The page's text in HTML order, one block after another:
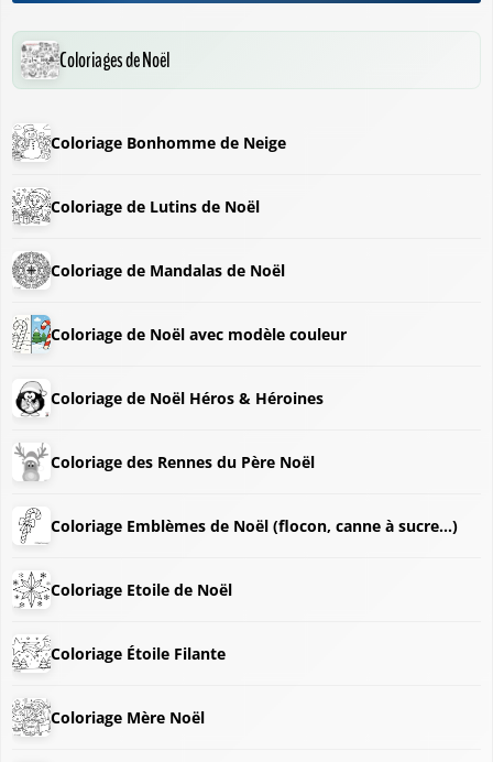
Coloriages de Noël
Coloriage Bonhomme de Neige
Coloriage de Lutins de Noël
Coloriage de Mandalas de Noël
Coloriage de Noël avec modèle couleur
Coloriage de Noël Héros & Héroines
Coloriage des Rennes du Père Noël
Coloriage Emblèmes de Noël (flocon, canne à sucre...)
Coloriage Etoile de Noël
Coloriage Étoile Filante
Coloriage Mère Noël